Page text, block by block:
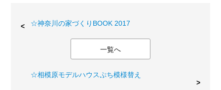
☆神奈川の家づくりBOOK 2017
一覧へ
☆相模原モデルハウスぷち模様替え